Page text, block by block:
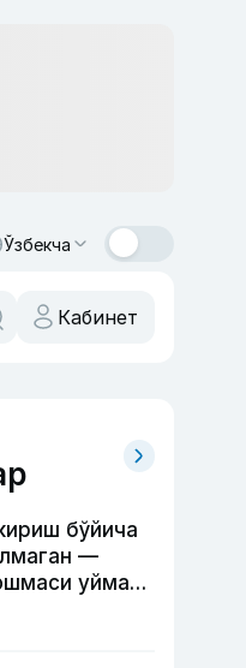
Ўзбекча
Кабинет
бўйича
—
уйма-
ҳақида